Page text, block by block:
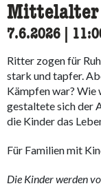
Mittelalter
7.6.2026
Ritter zogen für
stark und tapfer.
Kämpfen war? Wie
gestaltete sich der
die Kinder das
Für Familien mit
Die Kinder werden